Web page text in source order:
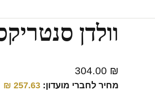
וולדן
304.00 ₪
מחיר לחברי מועדון: 257.63
₪